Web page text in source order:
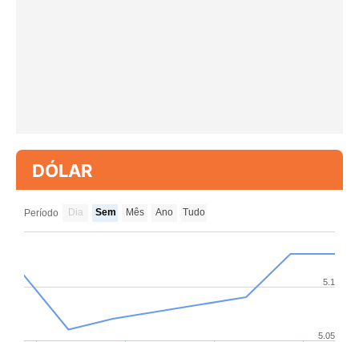
DÓLAR
Período Dia Sem Mês Ano Tudo
5.05
5.1